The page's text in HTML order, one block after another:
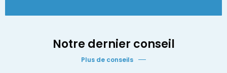
Notre dernier conseil
Plus de conseils